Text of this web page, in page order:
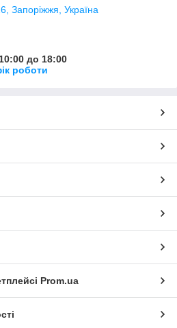
Запоріжжя, Україна
до 18:00
роботи
Prom.ua